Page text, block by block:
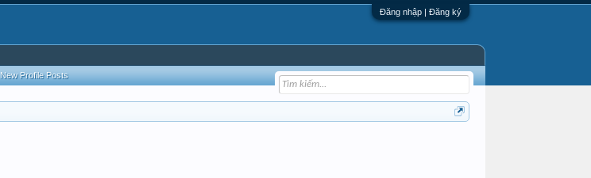
Đăng nhập | Đăng ký
New Profile Posts